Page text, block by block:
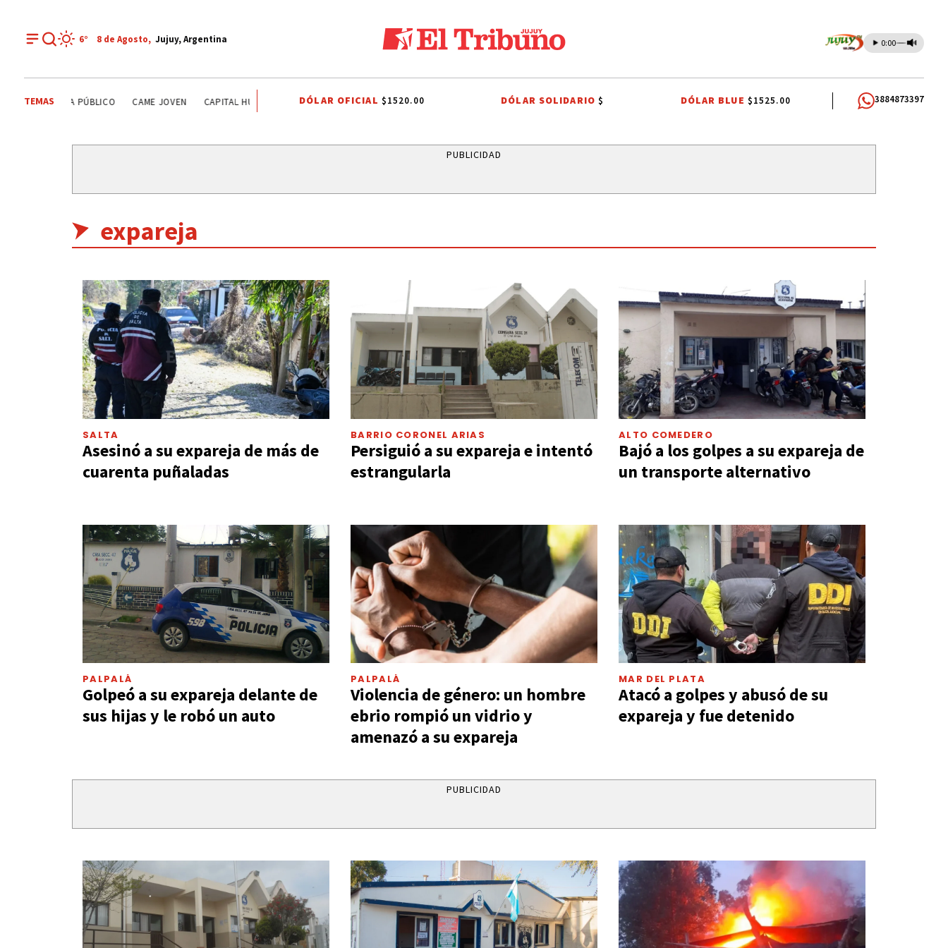
6° 8 de Agosto, Jujuy, Argentina 0:00
TEMAS
SISTEMA PÚBLICO CAME JOVEN CAPITAL HUMANO CASA BLANCA MINISTERIO PÚBLICO DE LA ACUSACIÓN PJ JUJEÑO RUBÉN EDUARDO RIVAROLA FERIA DEL LIBRO 2026
DÓLAR OFICIAL $1520.00 DÓLAR SOLIDARIO$ DÓLAR BLUE $1525.00 3884873397
PUBLICIDAD
expareja
SALTA
Asesinó a su expareja de más de
cuarenta puñaladas
BARRIO CORONEL ARIAS
Persiguió a su expareja e intentó
estrangularla
ALTO COMEDERO
Bajó a los golpes a su expareja de
un transporte alternativo
PALPALÁ
Golpeó a su expareja delante de
sus hijas y le robó un auto
PALPALÁ
Violencia de género: un hombre
ebrio rompió un vidrio y
amenazó a su expareja
MAR DEL PLATA
Atacó a golpes y abusó de su
expareja y fue detenido
PUBLICIDAD